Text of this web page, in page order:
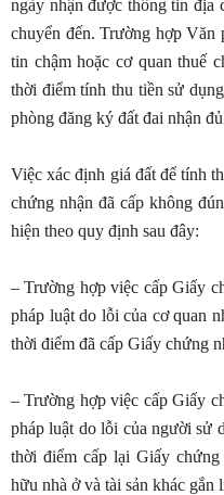
ngày nhận được thông tin địa
chuyển đến. Trường hợp Văn
tin chậm hoặc cơ quan thuế
thời điểm tính thu tiền sử
phòng đăng ký đất đai nhận
Việc xác định giá đất để tính
chứng nhận đã cấp không
hiện theo quy định sau đây:
– Trường hợp việc cấp Giấy
pháp luật do lỗi của cơ quan
thời điểm đã cấp Giấy chứng
– Trường hợp việc cấp Giấy
pháp luật do lỗi của người sử
thời điểm cấp lại Giấy
hữu nhà ở và tài sản khác gắn